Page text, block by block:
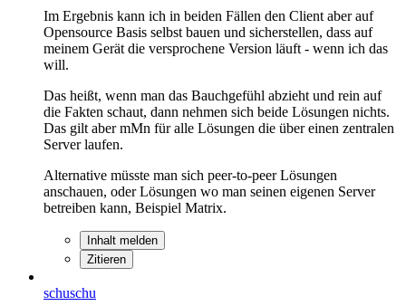
Im Ergebnis kann ich in beiden Fällen den Client aber auf
Opensource Basis selbst bauen und sicherstellen, dass auf
meinem Gerät die versprochene Version läuft - wenn ich das
will.
Das heißt, wenn man das Bauchgefühl abzieht und rein auf
die Fakten schaut, dann nehmen sich beide Lösungen nichts.
Das gilt aber mMn für alle Lösungen die über einen zentralen
Server laufen.
Alternative müsste man sich peer-to-peer Lösungen
anschauen, oder Lösungen wo man seinen eigenen Server
betreiben kann, Beispiel Matrix.
Inhalt melden
Zitieren
schuschu